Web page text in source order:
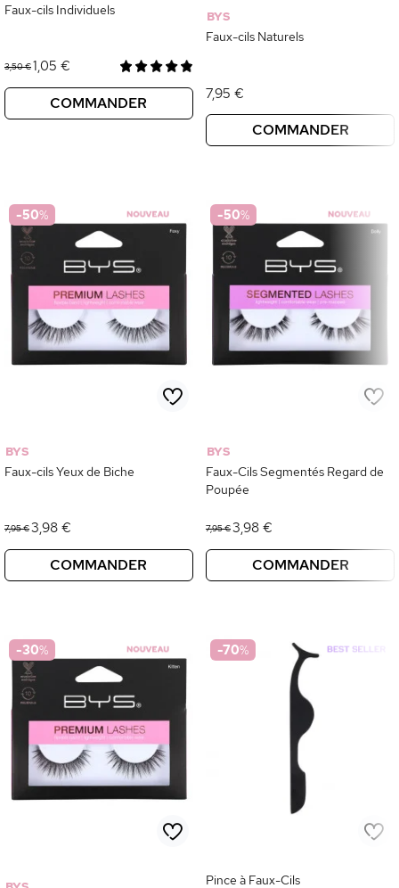
Faux-cils Individuels
3,50 €1,05 €
COMMANDER
BYS
Faux-cils Naturels
7,95 €
COMMANDER
-50%
BYS
Faux-cils Yeux de Biche
7,95 €3,98 €
COMMANDER
-50%
BYS
Faux-Cils Segmentés Regard de
Poupée
7,95 €3,98 €
COMMANDER
-30% -70%
Pince à Faux-Cils